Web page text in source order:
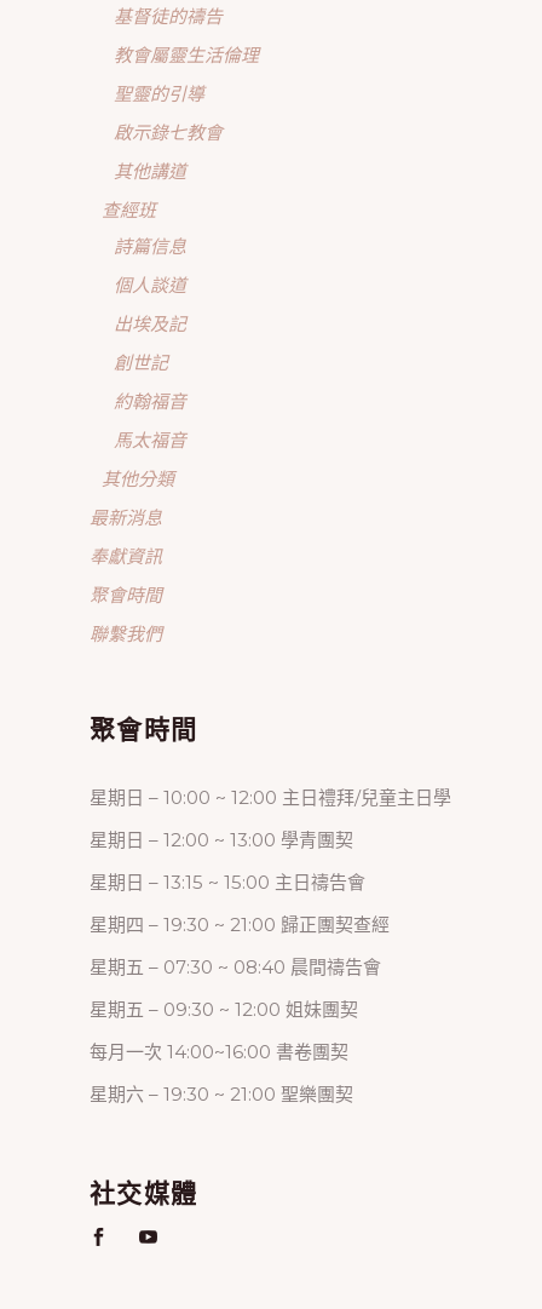
基督徒的禱告
教會屬靈生活倫理
聖靈的引導
啟示錄七教會
其他講道
查經班
詩篇信息
個人談道
出埃及記
創世記
約翰福音
馬太福音
其他分類
最新消息
奉獻資訊
聚會時間
聯繫我們
聚會時間
星期日 – 10:00 ~ 12:00 主日禮拜/兒童主日學
星期日 – 12:00 ~ 13:00 學青團契
星期日 – 13:15 ~ 15:00 主日禱告會
星期四 – 19:30 ~ 21:00 歸正團契查經
星期五 – 07:30 ~ 08:40 晨間禱告會
星期五 – 09:30 ~ 12:00 姐妹團契
每月一次 14:00~16:00 書卷團契
星期六 – 19:30 ~ 21:00 聖樂團契
社交媒體